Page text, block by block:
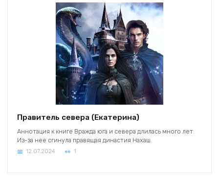
Правитель севера (Екатерина)
Аннотация к книге Вражда юга и севера длилась много лет.
Из-за нее сгинула правящая династия Нахаш.
12.07.2024 1